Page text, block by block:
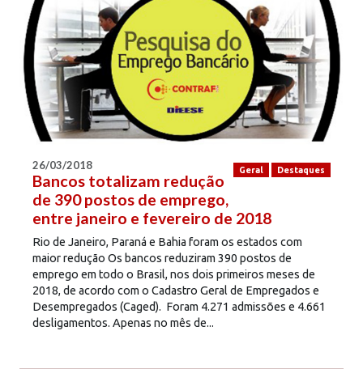
Geral Destaques
26/03/2018
Bancos totalizam redução
de 390 postos de emprego,
entre janeiro e fevereiro de 2018
Rio de Janeiro, Paraná e Bahia foram os estados com
maior redução Os bancos reduziram 390 postos de
emprego em todo o Brasil, nos dois primeiros meses de
2018, de acordo com o Cadastro Geral de Empregados e
Desempregados (Caged). Foram 4.271 admissões e 4.661
desligamentos. Apenas no mês de...